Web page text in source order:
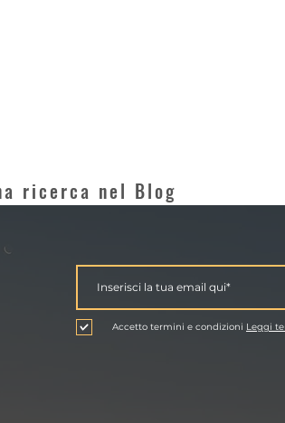
ricerca nel Blog
Accetto termini e condizioni Leggi